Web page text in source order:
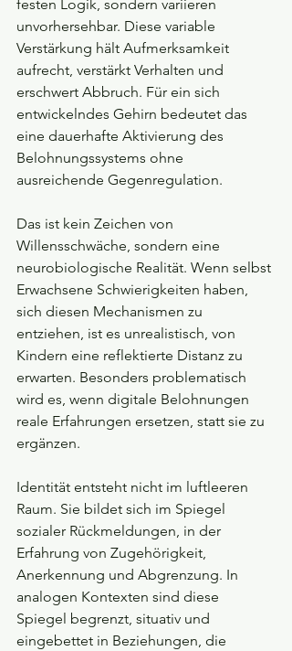
festen Logik, sondern variieren
unvorhersehbar. Diese variable
Verstärkung hält Aufmerksamkeit
aufrecht, verstärkt Verhalten und
erschwert Abbruch. Für ein sich
entwickelndes Gehirn bedeutet das
eine dauerhafte Aktivierung des
Belohnungssystems ohne
ausreichende Gegenregulation.
Das ist kein Zeichen von
Willensschwäche, sondern eine
neurobiologische Realität. Wenn selbst
Erwachsene Schwierigkeiten haben,
sich diesen Mechanismen zu
entziehen, ist es unrealistisch, von
Kindern eine reflektierte Distanz zu
erwarten. Besonders problematisch
wird es, wenn digitale Belohnungen
reale Erfahrungen ersetzen, statt sie zu
ergänzen.
Identität entsteht nicht im luftleeren
Raum. Sie bildet sich im Spiegel
sozialer Rückmeldungen, in der
Erfahrung von Zugehörigkeit,
Anerkennung und Abgrenzung. In
analogen Kontexten sind diese
Spiegel begrenzt, situativ und
eingebettet in Beziehungen, die